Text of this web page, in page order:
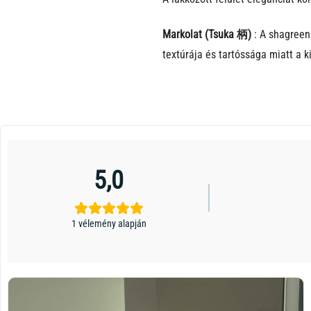
Markolat (Tsuka 柄): A
textúrája és tartóssága miatt a
5,0
1 vélemény alapján